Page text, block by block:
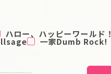
ハロー、ハッピーワールド！
一家Dumb Rock!